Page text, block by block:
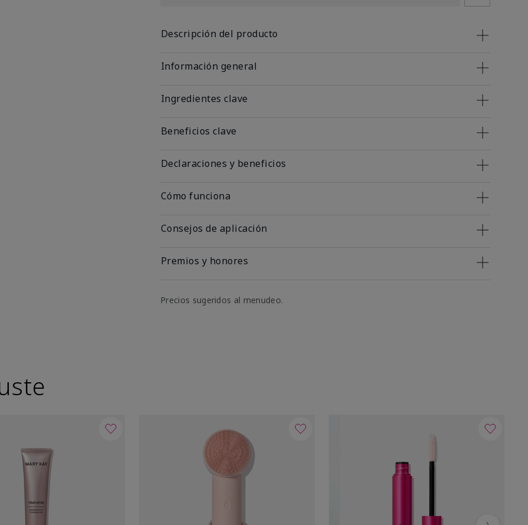
Descripción del producto
Información general
Ingredientes clave
Beneficios clave
Declaraciones y beneficios
Cómo funciona
Consejos de aplicación
Premios y honores
Precios sugeridos al menudeo.